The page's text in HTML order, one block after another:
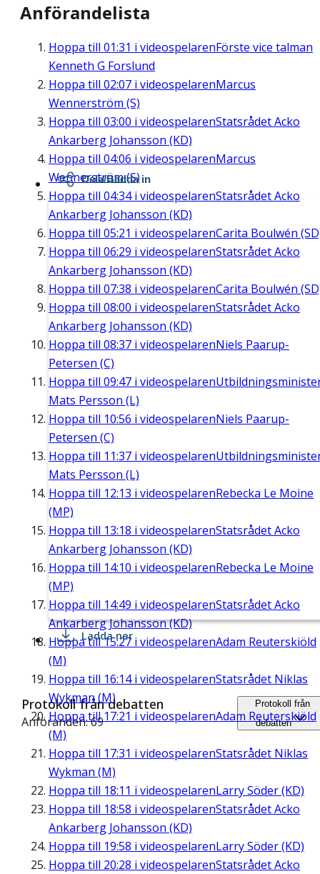
Anförandelista
Hoppa till 01:31 i videospelarenFörste vice talman
Kenneth G Forslund
Hoppa till 02:07 i videospelarenMarcus
Wennerström (S)
Hoppa till 03:00 i videospelarenStatsrådet Acko
Ankarberg Johansson (KD)
Hoppa till 04:06 i videospelarenMarcus
Wennerström (S)
Hoppa till 04:34i videospelarenStatsrådet Acko
Ankarberg Johansson (KD)
Hoppa till 05:21 i videospelarenCarita Boulwén
Hoppa till 06:29 i videospelarenStatsrådet Acko
Ankarberg Johansson (KD)
Hoppa till 07:38 i videospelarenCarita Boulwén
Hoppa till 08:00 i videospelarenStatsrådet Acko
Ankarberg Johansson (KD)
Hoppa till 08:37 i videospelarenNiels Paarup-
Petersen (C)
Hoppa till 09:47 i videospelaren
Mats Persson (L)
Hoppa till 10:56 i videospelarenNiels Paarup-
Petersen (C)
Hoppa till 11:37 i videospelaren
Mats Persson (L)
Hoppa till 12:13 i videospelarenRebecka Le Moine
(MP)
Hoppa till 13:18 i videospelarenStatsrådet Acko
Ankarberg Johansson (KD)
Hoppa till 14:10 i videospelarenRebecka Le Moine
(MP)
Hoppa till 14:49 i videospelarenStatsrådet Acko
Ankarberg Johansson (KD)
Hoppa till15:27 i videospelarenAdam Reuterskiöld
(M)
Hoppa till 16:14i videospelarenStatsrådet Niklas
Wykman (M)
Hoppa till17:21 i videospelarenAdam Reuterskiöld
(M)
Hoppa till 17:31 i videospelarenStatsrådet Niklas
Wykman (M)
Hoppa till 18:11 i videospelarenLarry Söder (KD)
Hoppa till 18:58 i videospelarenStatsrådet Acko
Ankarberg Johansson (KD)
Hoppa till 19:58 i videospelarenLarry Söder (KD)
Hoppa till 20:28 i videospelarenStatsrådet Acko
Dela/Bädda in
Ladda ner
Protokoll från debatten
Anföranden: 69
Protokoll från
debatten